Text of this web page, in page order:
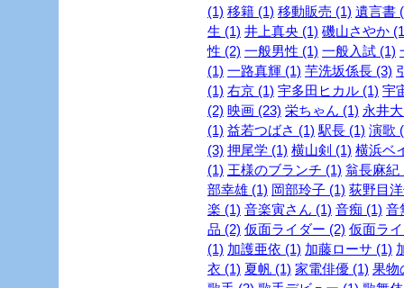
(1) 移籍 (1) 移動販売 (1) 遺言書
生 (1) 井上真央 (1) 磯山さやか
性 (2) 一般男性 (1) 一般入試 (1)
(1) 一路真輝 (1) 芋洗坂係長 (3)
(1) 右京 (1) 宇多田ヒカル (1) 宇
(2) 映画 (23) 栄ちゃん (1) 永井
(1) 益若つばさ (1) 駅長 (1) 演歌
(3) 押尾学 (1) 横山剣 (1) 横浜ベ
(1) 王様のブランチ (1) 翁長麻紀
部幸雄 (1) 岡部玲子 (1) 荻野目
楽 (1) 音楽寅さん (1) 音痴 (1) 音
品 (2) 仮面ライダー (2) 仮面ラ
(1) 加護亜依 (1) 加藤ローサ (1)
衣 (1) 夏帆 (1) 家電俳優 (1) 果物